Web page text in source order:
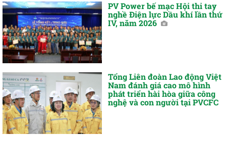
PV Power bế mạc Hội thi tay
nghề Điện lực Dầu khí lần thứ
IV, năm 2026
Tổng Liên đoàn Lao động Việt
Nam đánh giá cao mô hình
phát triển hài hòa giữa công
nghệ và con người tại PVCFC